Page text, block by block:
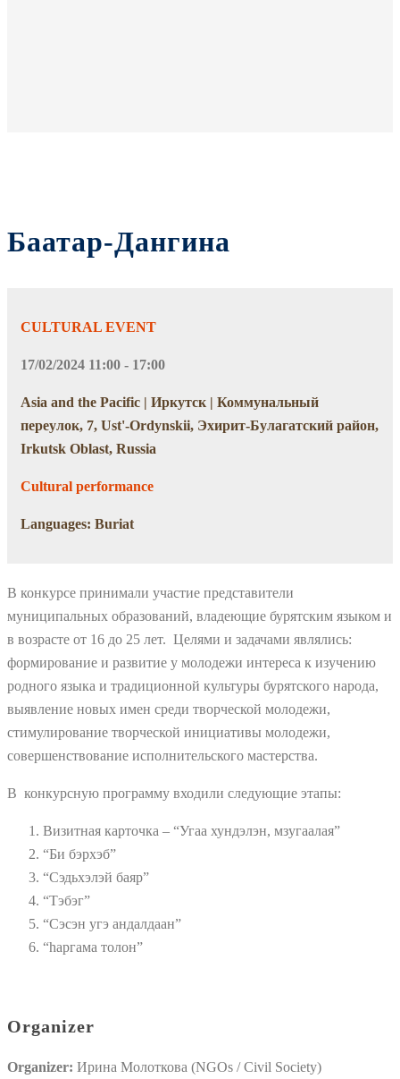
Баатар-Дангина
CULTURAL EVENT
17/02/2024 11:00 - 17:00
Asia and the Pacific | Иркутск | Коммунальный
переулок, 7, Ust'-Ordynskii, Эхирит-Булагатский район,
Irkutsk Oblast, Russia
Cultural performance
Languages: Buriat
В конкурсе принимали участие представители
муниципальных образований, владеющие бурятским языком и
в возрасте от 16 до 25 лет. Целями и задачами являлись:
формирование и развитие у молодежи интереса к изучению
родного языка и традиционной культуры бурятского народа,
выявление новых имен среди творческой молодежи,
стимулирование творческой инициативы молодежи,
совершенствование исполнительского мастерства.
В конкурсную программу входили следующие этапы:
Визитная карточка – “Угаа хундэлэн, мзугаалая”
“Би бэрхэб”
“Сэдьхэлэй баяр”
“Тэбэг”
“Сэсэн угэ андалдаан”
“hаргама толон”
Organizer
Organizer: Ирина Молоткова (NGOs / Civil Society)